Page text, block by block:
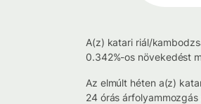
A(z) katari riál/
0.342%-os növekedést
Az elmúlt héten a(z)
24 órás